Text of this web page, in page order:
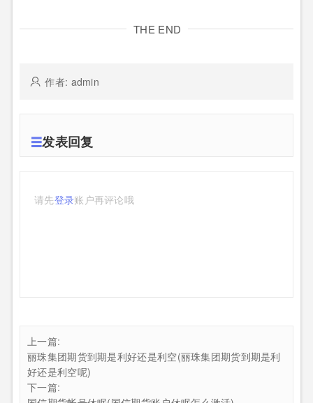
THE END
作者: admin
发表回复
请先登录账户再评论哦
上一篇:
丽珠集团期货到期是利好还是利空(丽珠集团期货到期是利
好还是利空呢)
下一篇: